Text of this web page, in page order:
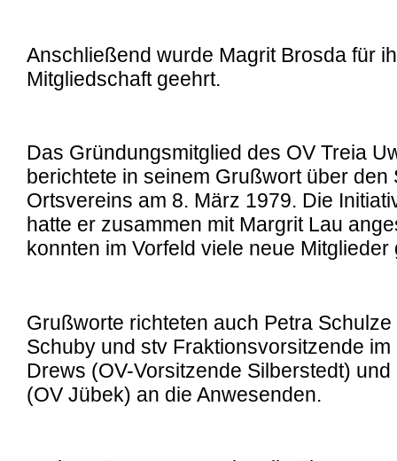
Anschließend wurde Magrit Brosda für
Mitgliedschaft geehrt.
Das Gründungsmitglied des OV Treia
berichtete in seinem Grußwort über den
Ortsvereins am 8. März 1979. Die
hatte er zusammen mit Margrit Lau
konnten im Vorfeld viele neue Mitglieder
Grußworte richteten auch Petra
Schuby und stv Fraktionsvorsitzende
Drews (OV-Vorsitzende Silberstedt)
(OV Jübek) an die Anwesenden.